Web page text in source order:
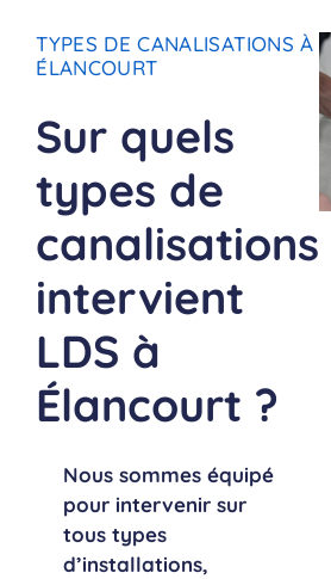
TYPES DE CANALISATIONS À
ÉLANCOURT
Sur quels
types de
canalisations
intervient
LDS à
Élancourt ?
Nous sommes équipé
pour intervenir sur
tous types
d’installations,